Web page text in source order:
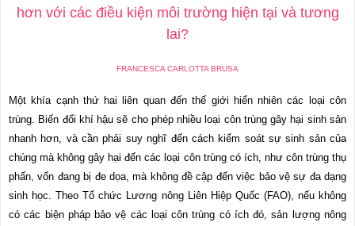
hơn với các điều kiện môi trường hiện tại và tương
lai?
FRANCESCA CARLOTTA BRUSA
Một khía cạnh thứ hai liên quan đến thế giới hiển nhiên các loại côn
trùng. Biến đổi khí hậu sẽ cho phép nhiều loại côn trùng gây hại sinh sản
nhanh hơn, và cần phải suy nghĩ đến cách kiểm soát sự sinh sản của
chúng mà không gây hại đến các loại côn trùng có ích, như côn trùng thụ
phấn, vốn đang bị đe dọa, mà không đề cập đến việc bảo vệ sự đa dạng
sinh học. Theo Tổ chức Lương nông Liên Hiệp Quốc (FAO), nếu không
có các biện pháp bảo vệ các loại côn trùng có ích đó, sản lượng nông